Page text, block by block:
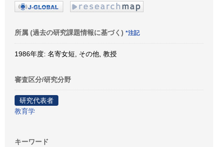
所属 (過去の研究課題情報に基づく) *注記
1986年度: 名寄女短, その他, 教授
審査区分/研究分野
研究代表者
教育学
キーワード